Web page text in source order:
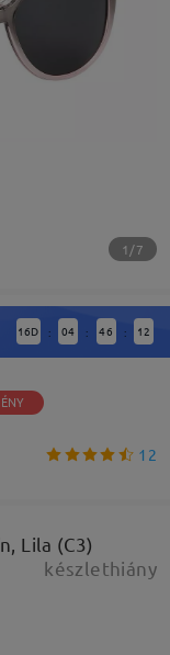
1/7
16D : 04 : 46 : 11
12
Lila (C3)
készlethiány